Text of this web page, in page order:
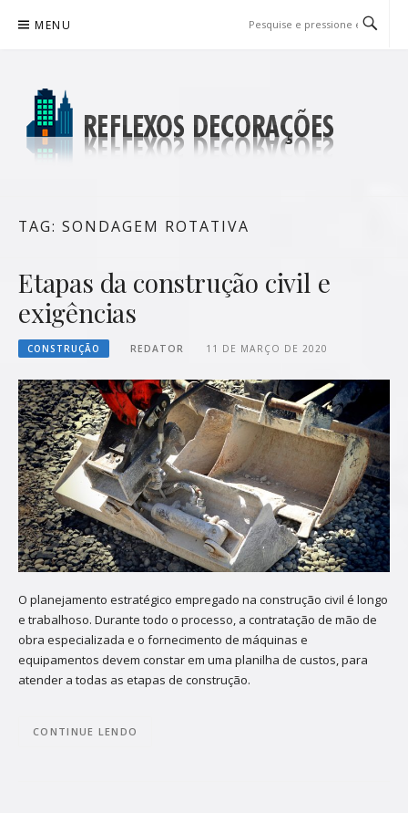
para
MENU
TAG: SONDAGEM ROTATIVA
Etapas da construção civil e
exigências
CONSTRUÇÃO REDATOR 11 DE MARÇO DE 2020
O planejamento estratégico empregado na construção civil é longo
e trabalhoso. Durante todo o processo, a contratação de mão de
obra especializada e o fornecimento de máquinas e
equipamentos devem constar em uma planilha de custos, para
atender a todas as etapas de construção.
CONTINUE LENDO